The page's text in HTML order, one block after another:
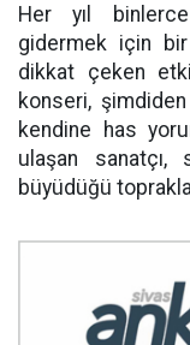
Her yıl
gidermek için
dikkat çeken
konseri,
kendine has
ulaşan
büyüdüğü